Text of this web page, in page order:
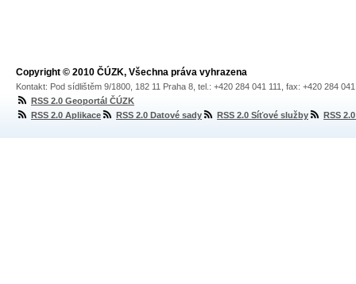
Copyright © 2010 ČÚZK, Všechna práva vyhrazena
Kontakt: Pod sídlištěm 9/1800, 182 11 Praha 8, tel.: +420 284 041 111, fax: +420 284
RSS 2.0 Geoportál ČÚZK
RSS 2.0 Aplikace
RSS 2.0 Datové sady RSS 2.0 Síťové služby RSS